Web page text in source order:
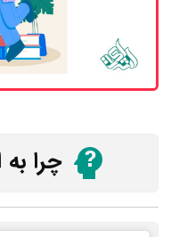
چرا